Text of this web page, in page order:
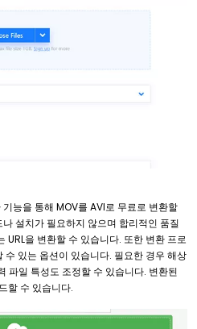
능을 통해 MOV를 AVI로 무료로 변환할
설치가 필요하지 않으며 합리적인 품질
URL을 변환할 수 있습니다. 또한 변환 프로
있는 옵션이 있습니다. 필요한 경우 해상
파일 특성도 조정할 수 있습니다. 변환된
할 수 있습니다.